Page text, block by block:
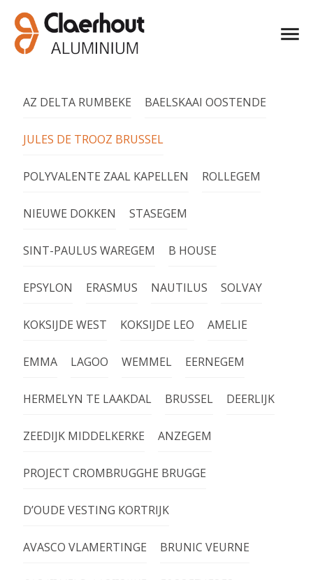
AZ DELTA RUMBEKE BAELSKAAI OOSTENDE
JULES DE TROOZ BRUSSEL
POLYVALENTE ZAAL KAPELLEN ROLLEGEM
NIEUWE DOKKEN STASEGEM
SINT-PAULUS WAREGEM B HOUSE
EPSYLON ERASMUS NAUTILUS SOLVAY
KOKSIJDE WEST KOKSIJDE LEO AMELIE
EMMA LAGOO WEMMEL EERNEGEM
HERMELYN TE LAAKDAL BRUSSEL DEERLIJK
ZEEDIJK MIDDELKERKE ANZEGEM
PROJECT CROMBRUGGHE BRUGGE
D’OUDE VESTING KORTRIJK
AVASCO VLAMERTINGE BRUNIC VEURNE